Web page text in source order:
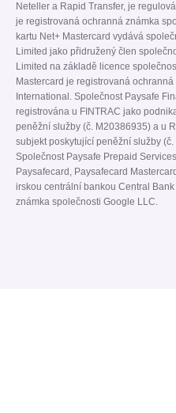
Neteller a Rapid Transfer, je
je registrovaná ochranná známka
kartu Net+ Mastercard vydává
Limited jako přidružený člen
Limited na základě licence
Mastercard je registrovaná
International. Společnost Paysafe
registrována u FINTRAC jako
peněžní služby (č. M20386935) a u
subjekt poskytující peněžní služby (č.
Společnost Paysafe Prepaid
Paysafecard, Paysafecard
irskou centrální bankou Central
známka společnosti Google LLC.